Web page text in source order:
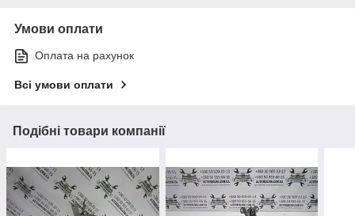
Умови оплати
Оплата на рахунок
Всі умови оплати
Подібні товари компанії